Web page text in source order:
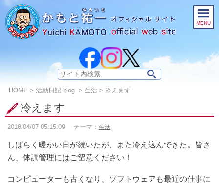
このページの本文へ
サ
ト
内
検
索:
MENU
こ
ペ
ー
ジ
位
置:
HOME > 活動日記-blog- > 生活 > 冷えます
冷えます
2018/04/07 05:15:09 テーマ： 生活
しばらく暖かい日が続いたが、また冷え込んできた。皆さ
ん、体調管理にはご留意ください！
コンピューターも古くなり、ソフトウェアも最近の仕事に